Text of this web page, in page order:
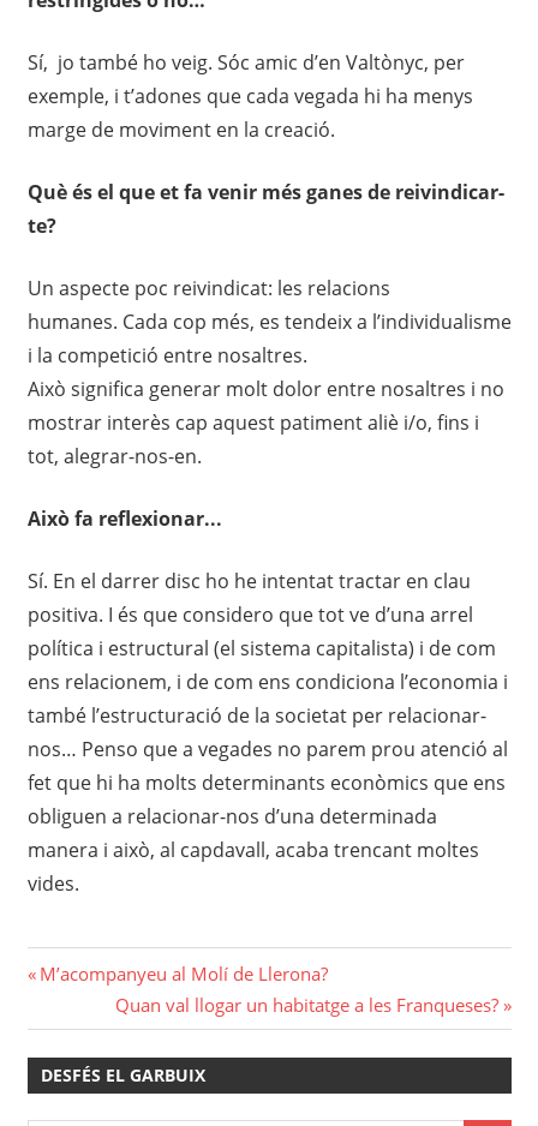
Sí, jo també ho veig. Sóc amic d’en Valtònyc, per
exemple, i t’adones que cada vegada hi ha menys
marge de moviment en la creació.
Què és el que et fa venir més ganes de reivindicar-
te?
Un aspecte poc reivindicat: les relacions
humanes. Cada cop més, es tendeix a l’individualisme
i la competició entre nosaltres.
Això significa generarmolt dolor entre nosaltres i no
mostrar interès cap aquest patiment aliè i/o, fins i
tot, alegrar-nos-en.
Això fa reflexionar...
Sí. En el darrer disc ho he intentat tractar en clau
positiva. I és que considero quetot ve d’una arrel
política i estructural (el sistema capitalista) i de com
ens relacionem, i de com ens condiciona l’economia i
també l’estructuració de la societat per relacionar-
nos… Penso quea vegades no parem prou atenció al
fet quehi ha molts determinants econòmics que ens
obliguen a relacionar-nos d’una determinada
manera i això, al capdavall, acaba trencant moltes
vides.
Navegació
d'entrades
Previous
M’acompanyeu al Molí de Llerona?
Next
Post:
Quan val llogar un habitatge a les Franqueses?
DESFÉS EL GARBUIX